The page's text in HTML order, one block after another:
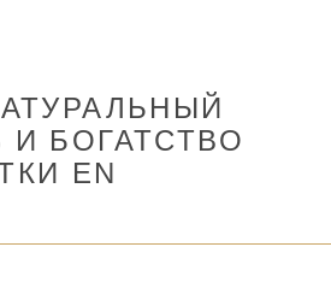
И БОГАТСТВО
EN